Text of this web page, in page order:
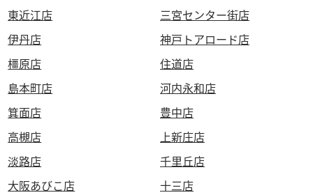
東近江店
三宮センター街店
伊丹店
神戸トアロード店
橿原店
住道店
島本町店
河内永和店
箕面店
豊中店
高槻店
上新庄店
淡路店
千里丘店
大阪あびこ店
十三店